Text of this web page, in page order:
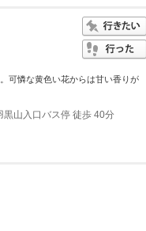
可憐な黄色い花からは甘い香りが
山入口バス停 徒歩 40分